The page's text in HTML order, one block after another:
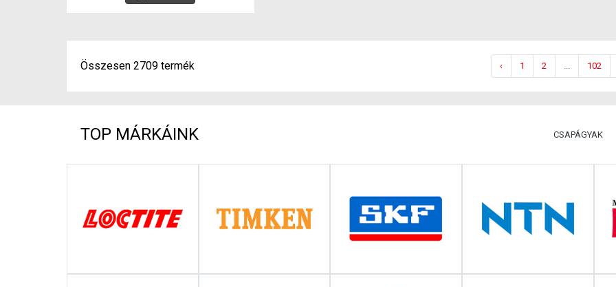
Összesen 2709 termék ‹ 1 2 102
TOP MÁRKÁINK CSAPÁGYAK